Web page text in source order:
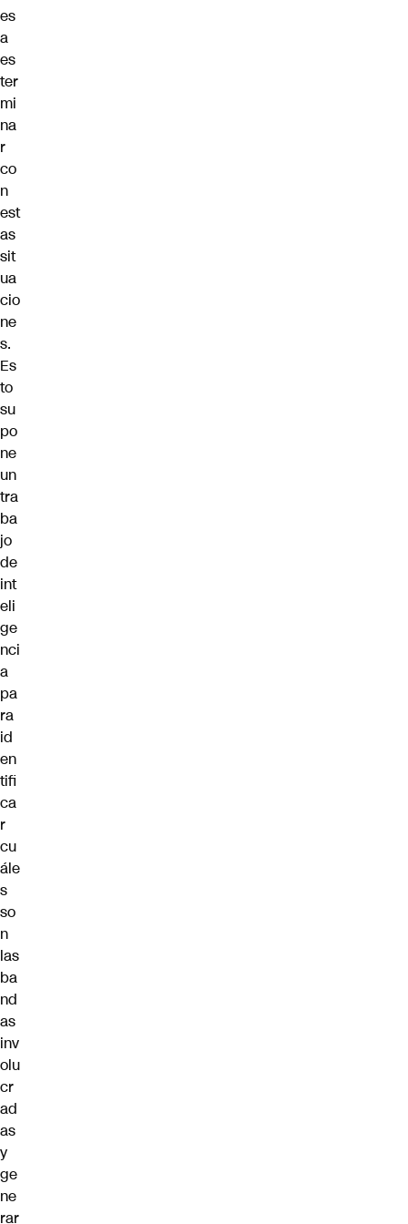
es
a
es
ter
mi
na
r
co
n
est
as
sit
ua
cio
ne
s.
Es
to
su
po
ne
un
tra
ba
jo
de
int
eli
ge
nci
a
pa
ra
id
en
tifi
ca
r
cu
ále
s
so
n
las
ba
nd
as
inv
olu
cr
ad
as
y
ge
ne
rar